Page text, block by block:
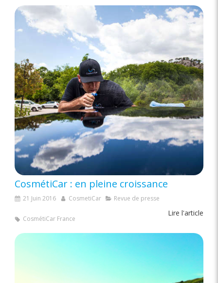
CosmétiCar : en pleine croissance
21 Juin 2016 CosmetiCar Revue de presse
Lire l'article
CosmétiCar France